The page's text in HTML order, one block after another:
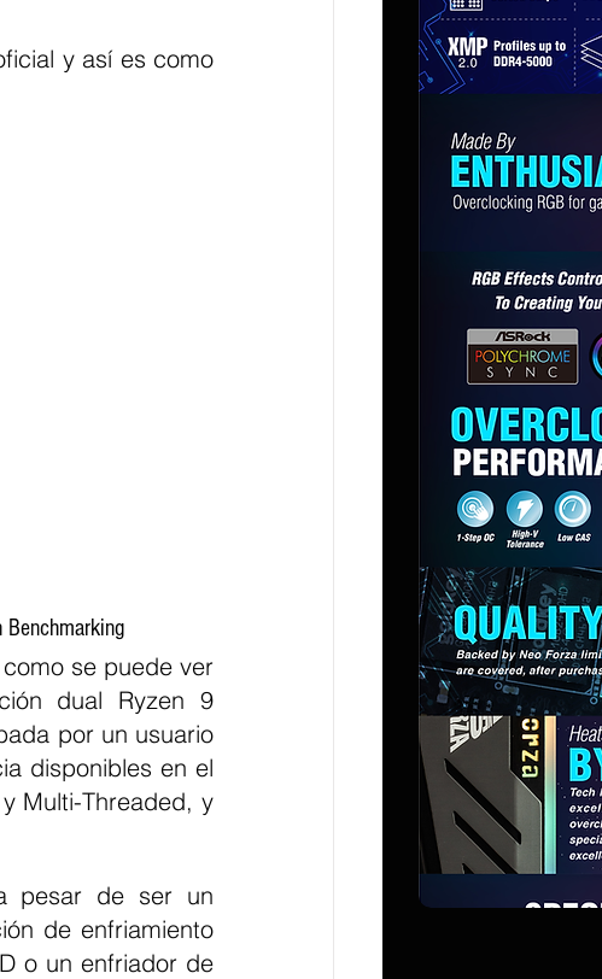
y así es como
se puede ver
dual Ryzen 9
por un usuario
disponibles en el
Multi-Threaded, y
pesar de ser un
de enfriamiento
o un enfriador de